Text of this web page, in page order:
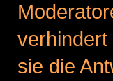
sie die